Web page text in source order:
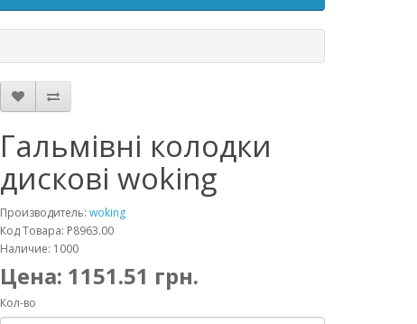
Гальмівні колодки
дискові woking
Производитель: woking
Код Товара: P8963.00
Наличие: 1000
Цена: 1151.51 грн.
Кол-во